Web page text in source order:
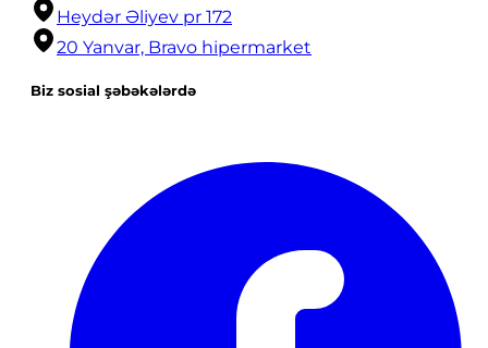
Heydər Əliyev pr 172
20 Yanvar, Bravo hipermarket
Biz sosial şəbəkələrdə